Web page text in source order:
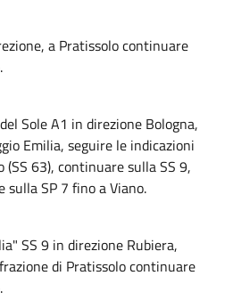
a Pratissolo continuare
Sole A1 in direzione Bologna,
Emilia, seguire le indicazioni
(SS 63), continuare sulla SS 9,
SP 7 fino a Viano.
SS 9 in direzione Rubiera,
di Pratissolo continuare